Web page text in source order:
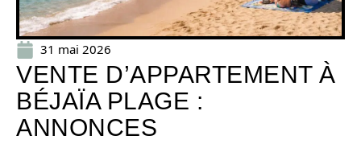
31 mai 2026
VENTE D’APPARTEMENT À
BÉJAÏA PLAGE :
ANNONCES